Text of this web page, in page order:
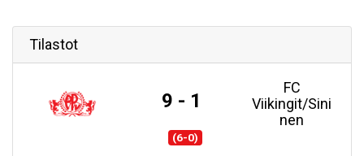
Tilastot
9 - 1
FC
Viikingit/Sini
nen
(6-0)